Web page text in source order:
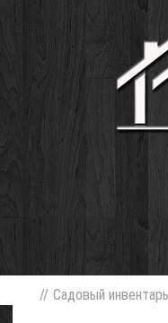
// Садовый инвентарь